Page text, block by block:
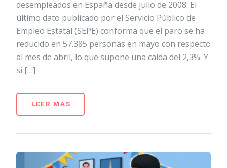
desempleados en España desde julio de 2008. El
último dato publicado por el Servicio Público de
Empleo Estatal (SEPE) conforma que el paro se ha
reducido en 57.385 personas en mayo con respecto
al mes de abril, lo que supone una caída del 2,3%. Y
si […]
LEER MÁS